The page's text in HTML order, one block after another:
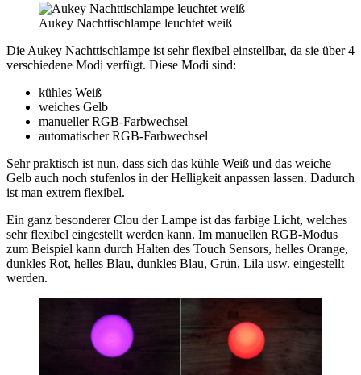
Aukey Nachttischlampe leuchtet weiß
Die Aukey Nachttischlampe ist sehr flexibel einstellbar, da sie über 4
verschiedene Modi verfügt. Diese Modi sind:
kühles Weiß
weiches Gelb
manueller RGB-Farbwechsel
automatischer RGB-Farbwechsel
Sehr praktisch ist nun, dass sich das kühle Weiß und das weiche
Gelb auch noch stufenlos in der Helligkeit anpassen lassen. Dadurch
ist man extrem flexibel.
Ein ganz besonderer Clou der Lampe ist das farbige Licht, welches
sehr flexibel eingestellt werden kann. Im manuellen RGB-Modus
zum Beispiel kann durch Halten des Touch Sensors, helles Orange,
dunkles Rot, helles Blau, dunkles Blau, Grün, Lila usw. eingestellt
werden.